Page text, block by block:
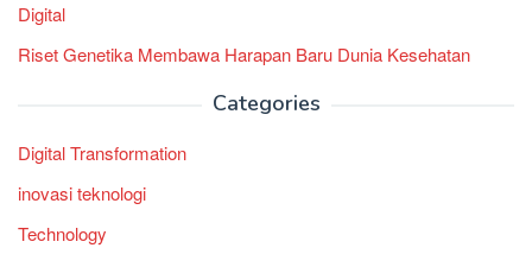
Digital
Riset Genetika Membawa Harapan Baru Dunia Kesehatan
Categories
Digital Transformation
inovasi teknologi
Technology